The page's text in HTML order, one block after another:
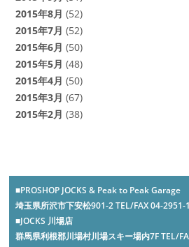
2015年8月 (52)
2015年7月 (52)
2015年6月 (50)
2015年5月 (48)
2015年4月 (50)
2015年3月 (67)
2015年2月 (38)
■PROSHOP JOCKS & Peak to Peak Garage
埼玉県所沢市下安松901-2 TEL/FAX 04-2951-
■JOCKS 川場店
群馬県利根郡川場村川場スキー場内7F TEL/